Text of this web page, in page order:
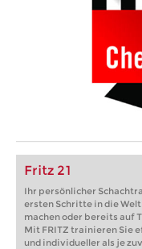
Fritz 21
Ihr persönlicher
ersten Schritte in die
machen oder bereits auf
Mit FRITZ trainieren Sie
und individueller als je